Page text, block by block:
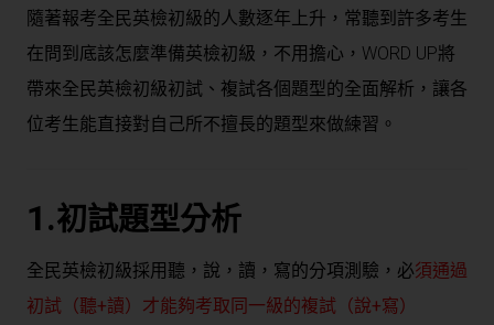
隨著報考全民英檢初級的人數逐年上升，常聽到許多考生
在問到底該怎麼準備英檢初級，不用擔心，WORD UP將
帶來全民英檢初級初試、複試各個題型的全面解析，讓各
位考生能直接對自己所不擅長的題型來做練習。
1.初試題型分析
全民英檢初級採用聽，說，讀，寫的分項測驗，必須通過
初試（聽+讀）才能夠考取同一級的複試（說+寫）